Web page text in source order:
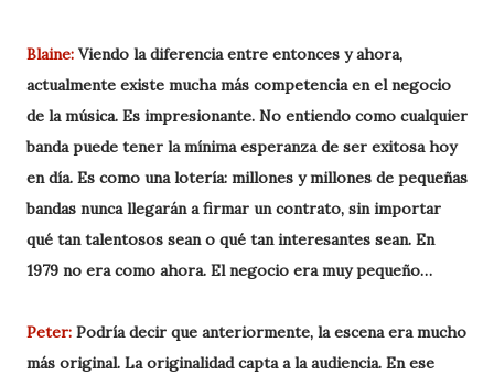
Blaine: Viendo la diferencia entre entonces y ahora,
actualmente existe mucha más competencia en el negocio
de la música. Es impresionante. No entiendo como cualquier
banda puede tener la mínima esperanza de ser exitosa hoy
en día. Es como una lotería: millones y millones de pequeñas
bandas nunca llegarán a firmar un contrato, sin importar
qué tan talentosos sean o qué tan interesantes sean. En
1979 no era como ahora. El negocio era muy pequeño…
Peter: Podría decir que anteriormente, la escena era mucho
más original. La originalidad capta a la audiencia. En ese